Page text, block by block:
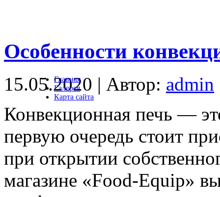
Главная
Галерея
Карта сайта
Особенности
15.05.2020 | Автор: admin
Конвекционная печь —
первую очередь стоит
при открытии
магазине «Food-Equip»